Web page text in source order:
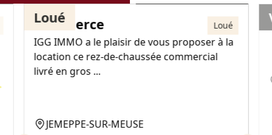
Loué
Commerce
Loué
IGG IMMO a le plaisir de vous proposer à la
location ce rez-de-chaussée commercial
livré en gros ...
JEMEPPE-SUR-MEUSE